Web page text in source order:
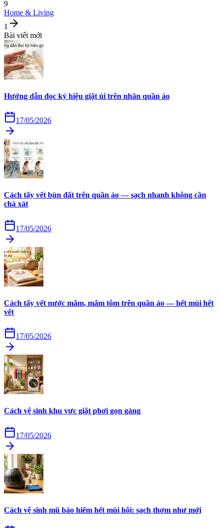
9
Home & Living
1
Bài viết mới
Hướng dẫn đọc ký hiệu giặt ủi trên nhãn quần áo
17/05/2026
Cách tẩy vết bùn đất trên quần áo — sạch nhanh không cần
chà xát
17/05/2026
Cách tẩy vết nước mắm, mắm tôm trên quần áo — hết mùi hết
vết
17/05/2026
Cách vệ sinh khu vực giặt phơi gọn gàng
17/05/2026
Cách vệ sinh mũ bảo hiểm hết mùi hôi: sạch thơm như mới